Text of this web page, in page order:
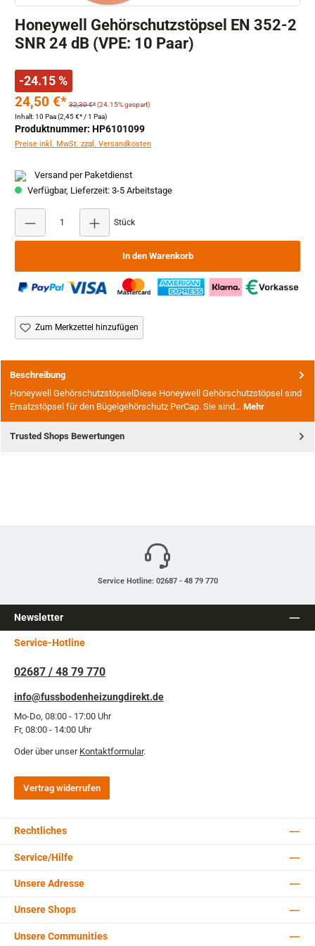
Honeywell Gehörschutzstöpsel EN 352-2
SNR 24 dB (VPE: 10 Paar)
-24.15 %
24,50 €* 32,30 €*(24.15% gespart)
Inhalt:10 Paa(2,45 €* / 1 Paa)
Produktnummer: HP6101099
Preise inkl. MwSt. zzgl. Versandkosten
Versand per Paketdienst
Verfügbar, Lieferzeit: 3-5 Arbeitstage
Stück
In den Warenkorb
Zum Merkzettel hinzufügen
Beschreibung
Honeywell GehörschutzstöpselDiese Honeywell Gehörschutzstöpsel sind
Ersatzstöpsel für den Bügelgehörschutz PerCap. Sie sind… Mehr
Trusted Shops Bewertungen
Service Hotline: 02687 - 48 79 770
Newsletter
Service-Hotline
02687 / 48 79 770
info@fussbodenheizungdirekt.de
Mo-Do, 08:00 - 17:00 Uhr
Fr, 08:00 - 14:00 Uhr
Oder über unser Kontaktformular.
Vertrag widerrufen
Rechtliches
Service/Hilfe
Unsere Adresse
Unsere Communities
Unsere Shops